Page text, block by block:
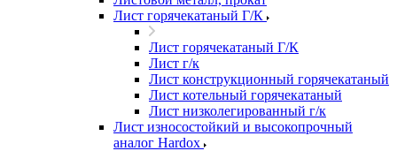
Лист горячекатаный Г/К
Лист горячекатаный Г/К
Лист г/к
Лист конструкционный горячекатаный
Лист котельный горячекатаный
Лист низколегированный г/к
Лист износостойкий и высокопрочный
аналог Hardox